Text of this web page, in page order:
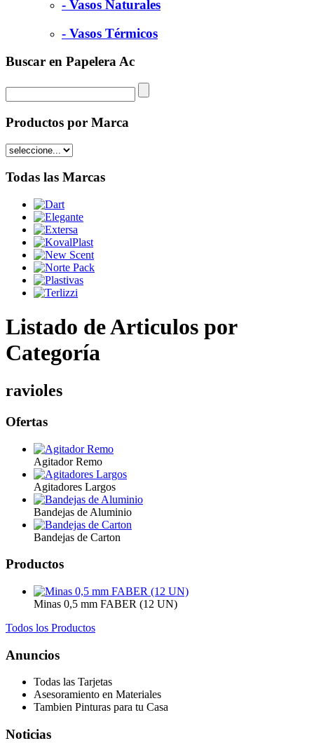
- Vasos Naturales
- Vasos Térmicos
Buscar en Papelera Ac
Productos por Marca
Todas las Marcas
Listado de Articulos por
Categoría
ravioles
Ofertas
Agitador Remo
Agitadores Largos
Bandejas de Aluminio
Bandejas de Carton
Productos
Minas 0,5 mm FABER (12 UN)
Todos los Productos
Anuncios
Todas las Tarjetas
Asesoramiento en Materiales
Tambien Pinturas para tu Casa
Noticias